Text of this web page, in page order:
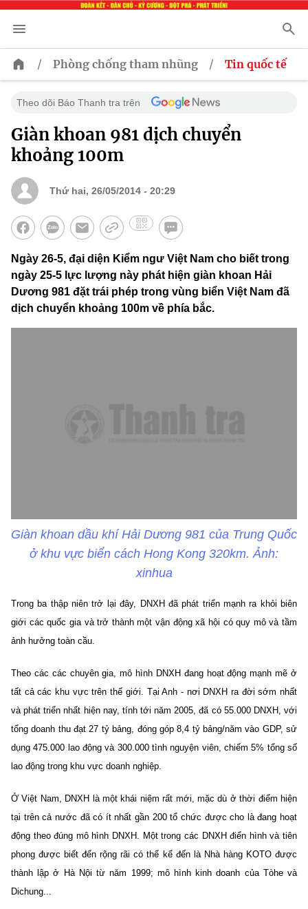
/ Phòng chống tham nhũng / Tin quốc tế
Theo dõi Báo Thanh tra trên
Giàn khoan 981 dịch chuyển
khoảng 100m
Thứ hai, 26/05/2014 - 20:29
Ngày 26-5, đại diện Kiểm ngư Việt Nam cho biết trong
ngày 25-5 lực lượng này phát hiện giàn khoan Hải
Dương 981 đặt trái phép trong vùng biển Việt Nam đã
dịch chuyển khoảng 100m về phía bắc.
Giàn khoan dầu khí Hải Dương 981 của Trung Quốc
ở khu vực biển cách Hong Kong 320km. Ảnh:
xinhua
Trong ba thập niên trở lại đây, DNXH đã phát triển mạnh ra khỏi biên
giới các quốc gia và trở thành một vận động xã hội có quy mô và tầm
ảnh hưởng toàn cầu.
Theo các các chuyên gia, mô hình DNXH đang hoạt động mạnh mẽ ở
tất cả các khu vực trên thế giới. Tại Anh - nơi DNXH ra đời sớm nhất
và phát triển nhất hiện nay, tính tới năm 2005, đã có 55.000 DNXH, với
tổng doanh thu đạt 27 tỷ bảng, đóng góp 8,4 tỷ bảng/năm vào GDP, sử
dụng 475.000 lao động và 300.000 tình nguyện viên, chiếm 5% tổng số
lao động trong khu vực doanh nghiệp.
Ở Việt Nam, DNXH là một khái niệm rất mới, mặc dù ở thời điểm hiện
tại trên cả nước đã có ít nhất gần 200 tổ chức được cho là đang hoạt
động theo đúng mô hình DNXH. Một trong các DNXH điển hình và tiên
phong được biết đến rộng rãi có thể kể đến là Nhà hàng KOTO được
thành lập ở Hà Nội từ năm 1999; mô hình kinh doanh của Tòhe và
Dichung...